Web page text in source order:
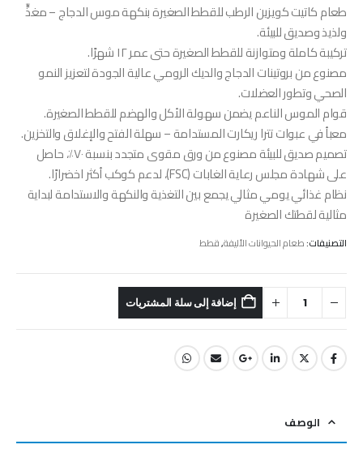
طعام كاتيت كويزين الرطب للقطط الصغيرة بنكهة موس الدجاج – مغذٍّ
ولذيذ وصديق للبيئة.
تركيبة كاملة ومتوازنة للقطط الصغيرة حتى عمر ١٢ شهرًا.
مصنوع من بروتينات الدجاج والديك الرومي عالية الجودة لتعزيز النمو
الصحي وتطور العضلات.
قوام الموس الناعم يضمن سهولة الأكل والهضم للقطط الصغيرة.
معبأ في عبوات تترا ريكارت المستدامة – سهلة الفتح والإغلاق والتخزين.
تصميم صديق للبيئة مصنوع من ورق مقوى متجدد بنسبة ٧٠٪، حاصل
على شهادة مجلس رعاية الغابات (FSC)، لدعم كوكب أكثر اخضرارًا.
نظام غذائي يومي مثالي يجمع بين التغذية والنكهة والاستدامة لبداية
مثالية لقطتك الصغيرة
التصنيفات:طعام الحيوانات الأليفة,قطط
إضافة إلى سلة المشتريات
الوصف